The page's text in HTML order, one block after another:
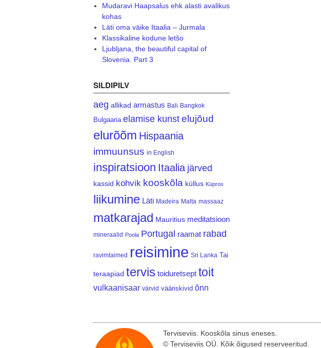
Mudaravi Haapsalus ehk alasti avalikus
kohas
Läti oma väike Itaalia – Jurmala
Klassikaline kodune letšo
Ljubljana, the beautiful capital of
Slovenia. Part 3
SILDIPILV
aeg allikad armastus Bali Bangkok
Bulgaaria elamise kunst elujõud
elurõõm Hispaania
immuunsus in English
inspiratsioon Itaalia järved
kassid kohvik kooskõla küllus Küpros
liikumine Läti Madeira Malta massaaz
matkarajad Mauritius meditatsioon
mineraalid Poola Portugal raamat rabad
ravimtaimed reisimine Sri Lanka Tai
teraapiad tervis toiduretsept toit
vulkaanisaar värvid vääriskivid õnn
Terviseviis. Kooskõla sinus eneses.
© Terviseviis OÜ. Kõik õigused reserveeritud.